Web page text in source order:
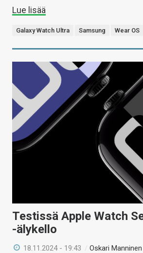
Lue lisää
Galaxy Watch Ultra Samsung Wear OS
Testissä Apple Watch
-älykello
18.11.2024 - 19:43 /Oskari Manninen